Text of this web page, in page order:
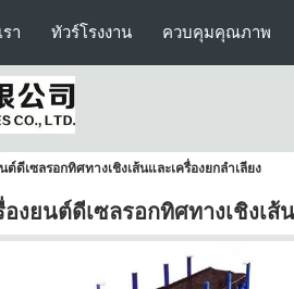
า ทัวร์โรงงาน ควบคุมคุณภาพ
ต์ดีเซลรอกทิศทางเชิงเส้นและเครื่องยกลำเลียง
องยนต์ดีเซลรอกทิศทางเชิงเส้